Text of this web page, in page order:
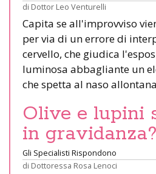
di Dottor Leo Venturelli
Capita se all'improvviso
per via di un errore di
cervello, che giudica
luminosa abbagliante un
che spetta al naso
Olive e lupini
in gravidanza?
Gli Specialisti Rispondono
di Dottoressa Rosa Lenoci